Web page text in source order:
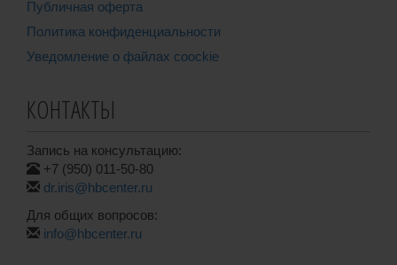
Публичная оферта
Политика конфиденциальности
Уведомление о файлах coockie
КОНТАКТЫ
Запись на консультацию:
+7 (950) 011-50-80
dr.iris@hbcenter.ru
Для общих вопросов:
info@hbcenter.ru